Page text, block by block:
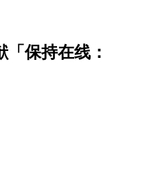
保持在线：